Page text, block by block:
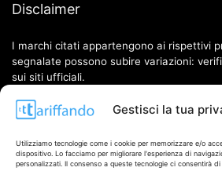
Gestisci la tua
Utilizziamo tecnologie come i cookie per memorizzare e/o
dispositivo. Lo facciamo per migliorare l'esperienza di
personalizzati. Il consenso a queste tecnologie ci consentirà
Disclaimer
I marchi citati appartengono ai rispettivi
segnalate possono subire variazioni:
sui siti ufficiali.
Info